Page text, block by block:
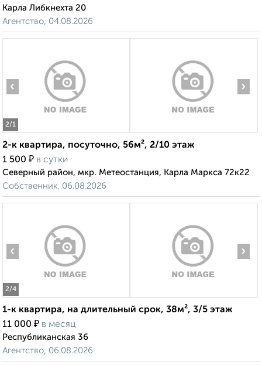
Карла Либкнехта 20
Агентство, 04.08.2026
2/1
‹ ›
2-к квартира, посуточно, 56м², 2/10 этаж
1 500 ₽ в сутки
Северный район, мкр. Метеостанция, Карла Маркса 72к22
Собственник, 06.08.2026
2/4
‹ ›
1-к квартира, на длительный срок, 38м², 3/5 этаж
11 000 ₽ в месяц
Республиканская 36
Агентство, 06.08.2026